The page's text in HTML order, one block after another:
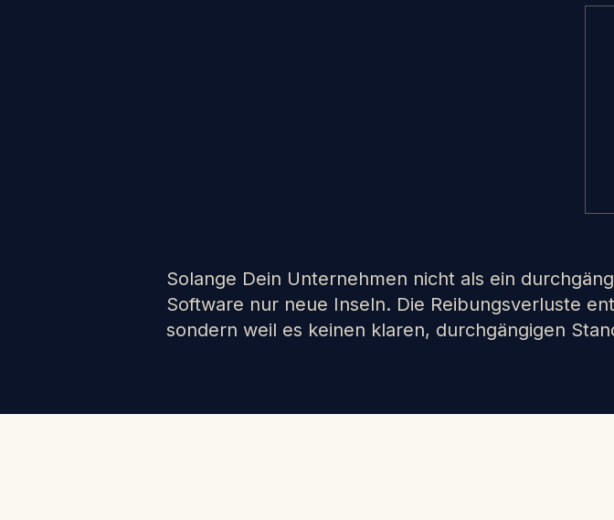
Solange Dein Unternehmen nicht als ein
Software nur neue Inseln. Die Reibungsverluste
sondern weil es keinen klaren, durchgängigen